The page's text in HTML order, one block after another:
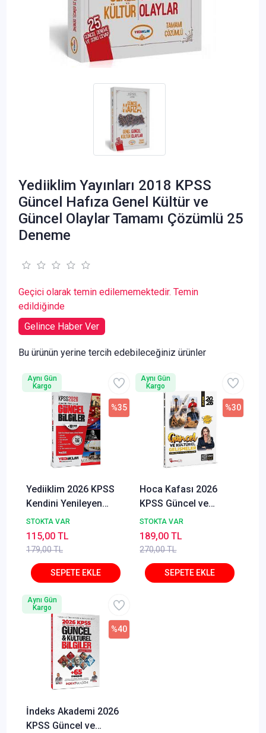
Yediiklim Yayınları 2018 KPSS
Güncel Hafıza Genel Kültür ve
Güncel Olaylar Tamamı Çözümlü 25
Deneme
Geçici olarak temin edilememektedir. Temin
edildiğinde
Gelince Haber Ver
Bu ürünün yerine tercih edebileceğiniz ürünler
Yediiklim 2026 KPSS
Kendini Yenileyen
Güncel Bilgiler (10
Deneme İlaveli) -
Yasin Yıldız
STOKTA VAR
179,00 TL
%35
115,00 TL
Aynı Gün
Kargo
Hoca Kafası 2026
KPSS Güncel ve
Kültürel Gelişmeler
Konu Anlatımı ve Soru
Bankası - Esra Özkan
Karaoğlu
STOKTA VAR
270,00 TL
%30
189,00 TL
Aynı Gün
Kargo
İndeks Akademi 2026
KPSS Güncel ve
%40
Aynı Gün
Kargo